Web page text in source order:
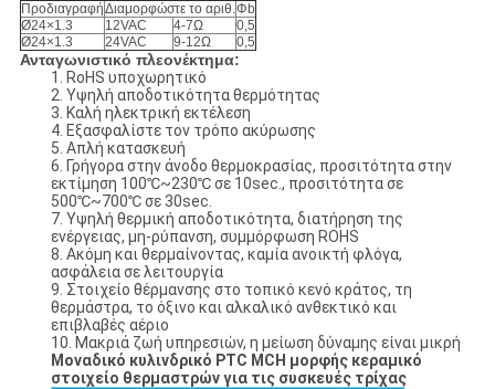
ΠροδιαγραφήΔιαμορφώστε το αριθ.Φb
Ø24×1.3
12VAC 4-7Ω
0,5
Ø24×1.3
24VAC 9-12Ω 0,5
Ανταγωνιστικό πλεονέκτημα:
1. RoHS υποχωρητικό
2. Υψηλή αποδοτικότητα θερμότητας
3. Καλή ηλεκτρική εκτέλεση
4. Εξασφαλίστε τον τρόπο ακύρωσης
5. Απλή κατασκευή
6. Γρήγορα στην άνοδο θερμοκρασίας, προσιτότητα στην
εκτίμηση 100℃~230℃ σε 10sec., προσιτότητα σε
500℃~700℃ σε 30sec.
7. Υψηλή θερμική αποδοτικότητα, διατήρηση της
ενέργειας, μη-ρύπανση, συμμόρφωση ROHS
8. Ακόμη και θερμαίνοντας, καμία ανοικτή φλόγα,
ασφάλεια σε λειτουργία
9. Στοιχείο θέρμανσης στο τοπικό κενό κράτος, τη
θερμάστρα, το όξινο και αλκαλικό ανθεκτικό και
επιβλαβές αέριο
10. Μακριά ζωή υπηρεσιών, η μείωση δύναμης είναι μικρή
Μοναδικό κυλινδρικό PTC MCH μορφής κεραμικό
στοιχείο θερμαστρών για τις συσκευές τρίχας